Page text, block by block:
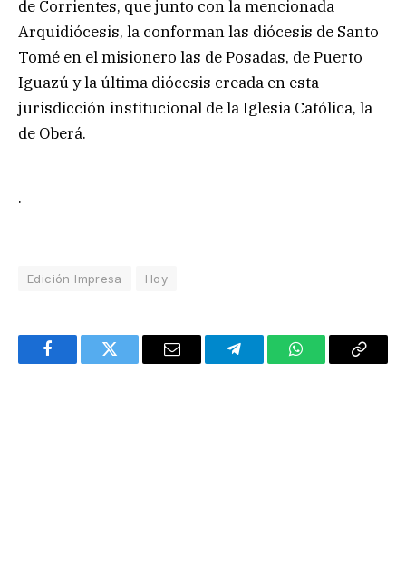
de Corrientes, que junto con la mencionada
Arquidiócesis, la conforman las diócesis de Santo
Tomé en el misionero las de Posadas, de Puerto
Iguazú y la última diócesis creada en esta
jurisdicción institucional de la Iglesia Católica, la
de Oberá.
.
Edición Impresa Hoy
FacebookTwitter Email TelegramWhatsAppCopy